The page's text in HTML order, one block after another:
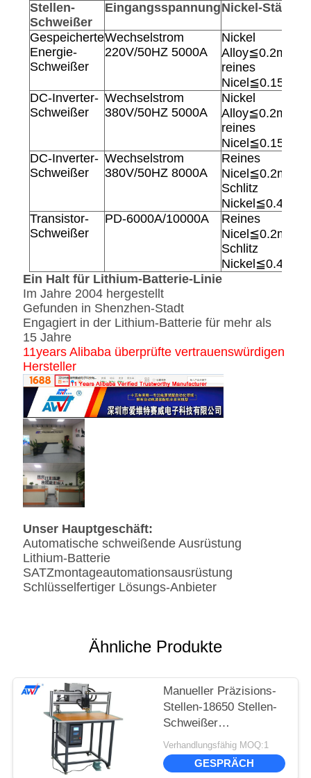
Stellen-
Schweißer
EingangsspannungNickel-Stärke
Gespeicherte
Energie-
Schweißer
Wechselstrom
220V/50HZ 5000A
Nickel
Alloy≦0.2mm
reines
Nicel≦0.15mm
DC-Inverter-
Schweißer
Wechselstrom
380V/50HZ 5000A
Nickel
Alloy≦0.2mm
reines
Nicel≦0.15mm
DC-Inverter-
Schweißer
Wechselstrom
380V/50HZ 8000A
Reines
Nicel≦0.2mm,
Schlitz
Nickel≦0.4mm
Transistor-
Schweißer
PD-6000A/10000A
Reines
Nicel≦0.2mm,
Schlitz
Nickel≦0.4mm
Ein Halt für Lithium-Batterie-Linie
Im Jahre 2004 hergestellt
Gefunden in Shenzhen-Stadt
Engagiert in der Lithium-Batterie für mehr als
15 Jahre
11years Alibaba überprüfte vertrauenswürdigen
Hersteller
Unser Hauptgeschäft:
Automatische schweißende Ausrüstung
Lithium-Batterie
SATZmontageautomationsausrüstung
Schlüsselfertiger Lösungs-Anbieter
Ähnliche Produkte
Manueller Präzisions-
Stellen-18650 Stellen-
Schweißer
Schweißer/32650 With
Touch Screen
Verhandlungsfähig MOQ:1
GESPRÄCH